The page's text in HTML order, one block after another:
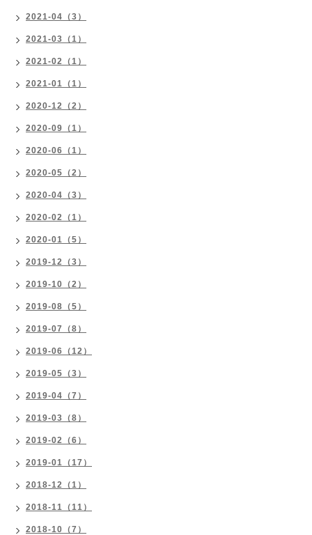
2021-04（3）
2021-03（1）
2021-02（1）
2021-01（1）
2020-12（2）
2020-09（1）
2020-06（1）
2020-05（2）
2020-04（3）
2020-02（1）
2020-01（5）
2019-12（3）
2019-10（2）
2019-08（5）
2019-07（8）
2019-06（12）
2019-05（3）
2019-04（7）
2019-03（8）
2019-02（6）
2019-01（17）
2018-12（1）
2018-11（11）
2018-10（7）